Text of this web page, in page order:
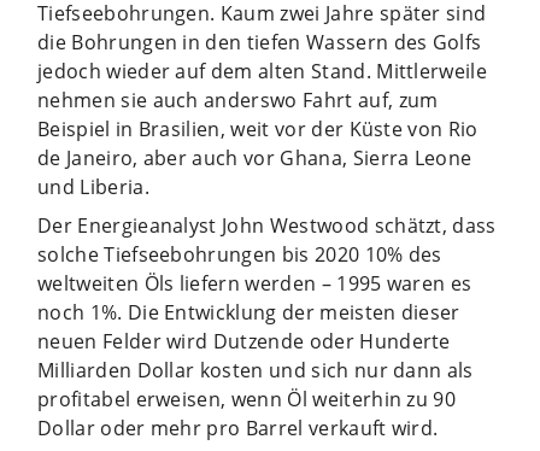
Tiefseebohrungen. Kaum zwei Jahre später sind
die Bohrungen in den tiefen Wassern des Golfs
jedoch wieder auf dem alten Stand. Mittlerweile
nehmen sie auch anderswo Fahrt auf, zum
Beispiel in Brasilien, weit vor der Küste von Rio
de Janeiro, aber auch vor Ghana, Sierra Leone
und Liberia.
Der Energieanalyst John Westwood schätzt, dass
solche Tiefseebohrungen bis 2020 10% des
weltweiten Öls liefern werden – 1995 waren es
noch 1%. Die Entwicklung der meisten dieser
neuen Felder wird Dutzende oder Hunderte
Milliarden Dollar kosten und sich nur dann als
profitabel erweisen, wenn Öl weiterhin zu 90
Dollar oder mehr pro Barrel verkauft wird.